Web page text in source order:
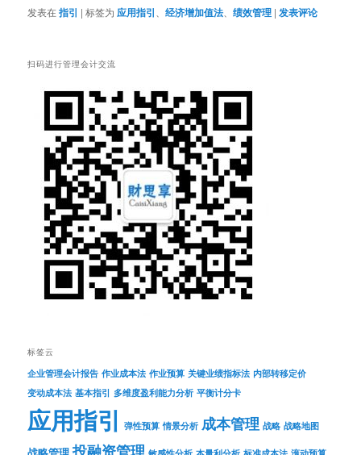
发表在指引 |标签为 应用指引 、经济增加值法 、绩效管理 | 发表评论
扫码进行管理会计交流
标签云
企业管理会计报告 作业成本法 作业预算 关键业绩指标法 内部转移定价
变动成本法 基本指引 多维度盈利能力分析 平衡计分卡
应用指引 弹性预算 情景分析 成本管理 战略 战略地图
投融资管理